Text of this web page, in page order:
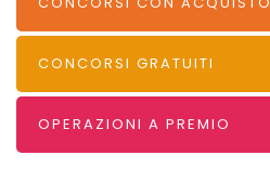
CONCORSI GRATUITI
OPERAZIONI A PREMIO